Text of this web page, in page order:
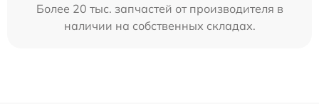
Более 20 тыс. запчастей от производителя в
наличии на собственных складах.